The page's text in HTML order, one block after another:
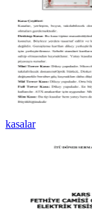
kasalar